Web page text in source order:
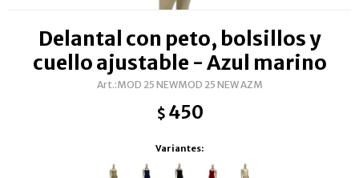
Delantal con peto, bolsillos y
cuello ajustable - Azul marino
MOD 25 NEWMOD 25 NEW AZM
$ 450
Variantes: